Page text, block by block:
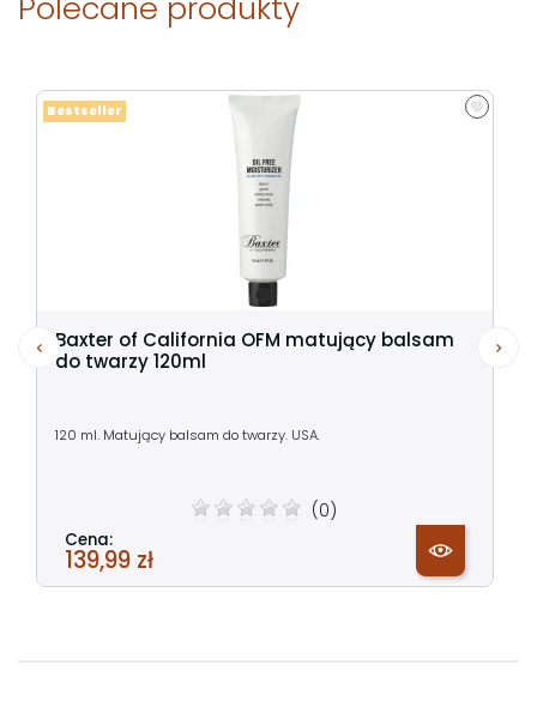
Baxter of California OFM matujący balsam
do twarzy 120ml
120 ml. Matujący balsam do twarzy. USA.
(0)
Cena:
139,99 zł
Bestseller